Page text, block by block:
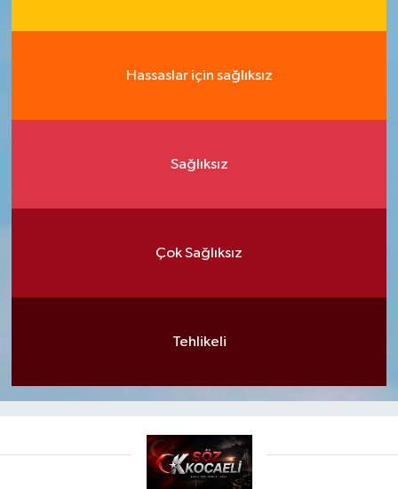
Hassaslar için sağlıksız
Sağlıksız
Çok Sağlıksız
Tehlikeli